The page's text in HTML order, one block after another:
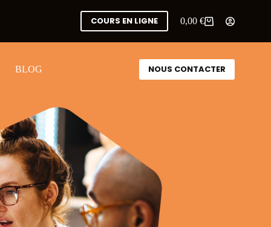
COURS EN LIGNE 0,00 €
BLOG NOUS CONTACTER